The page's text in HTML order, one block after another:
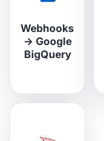
Webhooks
→ Google
BigQuery